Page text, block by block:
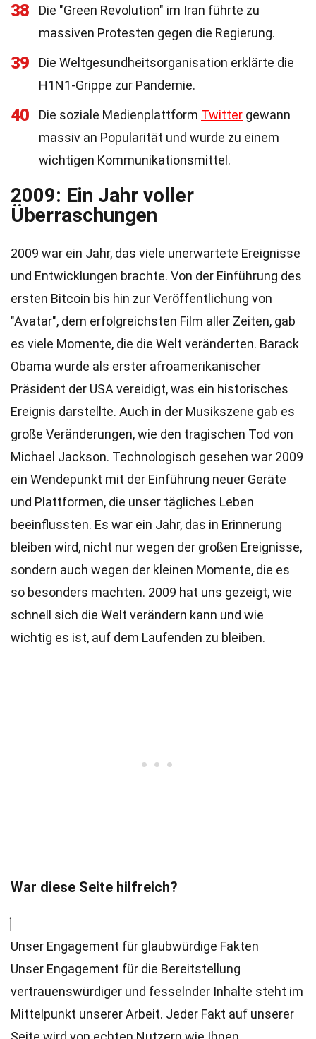
38
Die "Green Revolution" im Iran führte zu
massiven Protesten gegen die Regierung.
39
Die Weltgesundheitsorganisation erklärte die
H1N1-Grippe zur Pandemie.
40 Die soziale Medienplattform Twitter gewann
massiv an Popularität und wurde zu einem
wichtigen Kommunikationsmittel.
2009: Ein Jahr voller
Überraschungen
2009 war ein Jahr, das viele unerwartete Ereignisse
und Entwicklungen brachte. Von der Einführung des
ersten Bitcoin bis hin zur Veröffentlichung von
"Avatar", dem erfolgreichsten Film aller Zeiten, gab
es viele Momente, die die Welt veränderten. Barack
Obama wurde als erster afroamerikanischer
Präsident der USA vereidigt, was ein historisches
Ereignis darstellte. Auch in der Musikszene gab es
große Veränderungen, wie den tragischen Tod von
Michael Jackson. Technologisch gesehen war 2009
ein Wendepunkt mit der Einführung neuer Geräte
und Plattformen, die unser tägliches Leben
beeinflussten. Es war ein Jahr, das in Erinnerung
bleiben wird, nicht nur wegen der großen Ereignisse,
sondern auch wegen der kleinen Momente, die es
so besonders machten. 2009 hat uns gezeigt, wie
schnell sich die Welt verändern kann und wie
wichtig es ist, auf dem Laufenden zu bleiben.
War diese Seite hilfreich?
Unser Engagement für glaubwürdige Fakten
Unser Engagement für die Bereitstellung
vertrauenswürdiger und fesselnder Inhalte steht im
Mittelpunkt unserer Arbeit. Jeder Fakt auf unserer